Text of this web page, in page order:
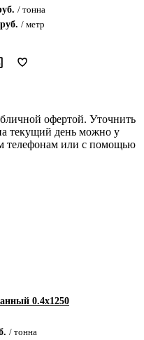
/ тонна
руб. / метр
офертой. Уточнить
текущий день можно у
телефонам или с помощью
0.4х1250
/ тонна